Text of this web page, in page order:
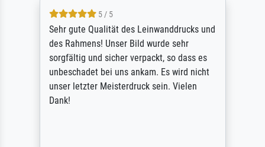
5 / 5
Sehr gute Qualität des Leinwanddrucks und
des Rahmens! Unser Bild wurde sehr
sorgfältig und sicher verpackt, so dass es
unbeschadet bei uns ankam. Es wird nicht
unser letzter Meisterdruck sein. Vielen
Dank!